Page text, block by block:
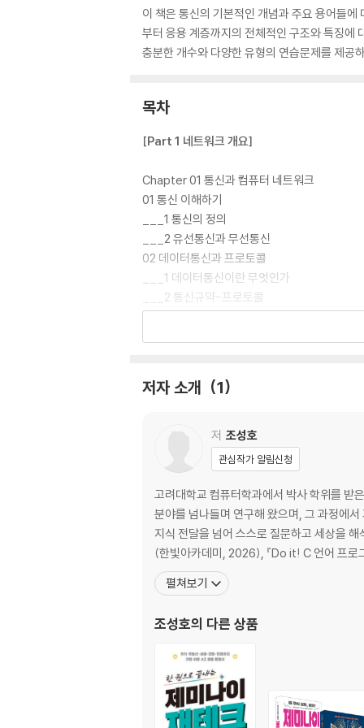
이 책은 통신의 기본적인 개념과 주요 용어들
부터 응용 계층까지의 전체적인 구조와 특징에
충분한 개수와 다양한 유형의 연습문제를 제공
목차
[Part 1 네트워크 개요]
Chapter 01 통신과 컴퓨터 네트워크
01 통신 이해하기
___1 통신의 정의
___2 유선통신과 무선통신
02 데이터통신과 프로토콜
___1 데이터통신이란 무엇인가
___2 통신규약-프로토콜
___3 근거리 네트워크 LAN
___3 클라이언트/서버 구조
___5 클라우드 컴퓨팅
___6 사물인터넷
Chapter 02 네트워크 분류와 계층 모델
01 네트워크 용어 이해하기
___1 네트워크 관련 용어
___2 네트워크 분류
02 계층 모델
___1 계층 모델의 이해
___3 헤더
___5 계층별 주소 체계
___6 인터넷에서 계층의 역할
___7 계층별 장비
저자 소개 1
저 조성호
관심작가 알림신청
고려대학교 컴퓨터학과에서 박사 학위를 받
분야를 넘나들며 연구해 왔으며, 그 과정에
지식 전달을 넘어 스스로 질문하고 세상을 해석하는 힘을 기르는 교육에 가치를 두
(한빛아카데미, 2026), 『Do it! C 언어 프로
펼쳐보기
조성호의 다른 상품